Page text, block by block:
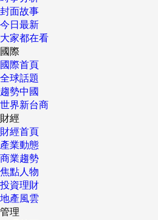
封面故事
今日最新
大家都在看
國際
國際首頁
全球話題
趨勢中國
世界新台商
財經
財經首頁
產業動態
商業趨勢
焦點人物
投資理財
地產風雲
管理